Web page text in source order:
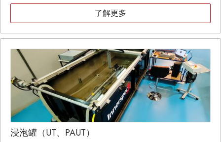
了解更多
浸泡罐（UT、PAUT）